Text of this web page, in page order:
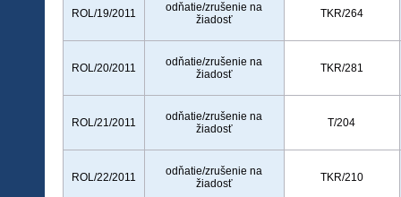
ROL/19/2011
odňatie/zrušenie na
žiadosť
TKR/264
ROL/20/2011
odňatie/zrušenie na
žiadosť
TKR/281
ROL/21/2011
odňatie/zrušenie na
žiadosť
T/204
ROL/22/2011
odňatie/zrušenie na
žiadosť
TKR/210